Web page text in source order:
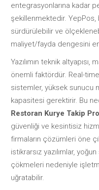
entegrasyonlarına kadar
şekillenmektedir.
sürdürülebilir ve
maliyet/fayda dengesini
Yazılımın teknik altyapısı,
önemli faktördür. Real-time
sistemler, yüksek sunucu
kapasitesi gerektirir. Bu
Restoran Kurye Takip
güvenliği ve kesintisiz
firmaların çözümleri öne
istikrarsız yazılımlar,
çökmeleri nedeniyle
uğratabilir.